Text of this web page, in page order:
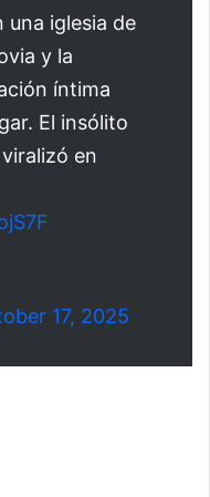
una iglesia de
y la
íntima
El insólito
en
17, 2025